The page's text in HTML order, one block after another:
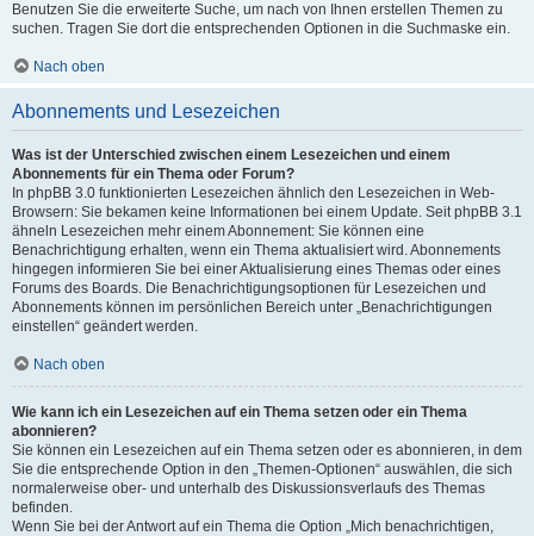
Benutzen Sie die erweiterte Suche, um nach von Ihnen erstellen Themen zu
suchen. Tragen Sie dort die entsprechenden Optionen in die Suchmaske ein.
Nach oben
Abonnements und Lesezeichen
Was ist der Unterschied zwischen einem Lesezeichen und einem
Abonnements für ein Thema oder Forum?
In phpBB 3.0 funktionierten Lesezeichen ähnlich den Lesezeichen in Web-
Browsern: Sie bekamen keine Informationen bei einem Update. Seit phpBB 3.1
ähneln Lesezeichen mehr einem Abonnement: Sie können eine
Benachrichtigung erhalten, wenn ein Thema aktualisiert wird. Abonnements
hingegen informieren Sie bei einer Aktualisierung eines Themas oder eines
Forums des Boards. Die Benachrichtigungsoptionen für Lesezeichen und
Abonnements können im persönlichen Bereich unter „Benachrichtigungen
einstellen“ geändert werden.
Nach oben
Wie kann ich ein Lesezeichen auf ein Thema setzen oder ein Thema
abonnieren?
Sie können ein Lesezeichen auf ein Thema setzen oder es abonnieren, in dem
Sie die entsprechende Option in den „Themen-Optionen“ auswählen, die sich
normalerweise ober- und unterhalb des Diskussionsverlaufs des Themas
befinden.
Wenn Sie bei der Antwort auf ein Thema die Option „Mich benachrichtigen,